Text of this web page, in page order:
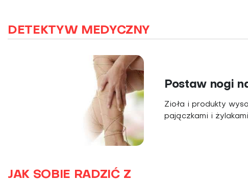
DETEKTYW MEDYCZNY
Postaw nogi
Zioła i produkty
pajączkami i
JAK SOBIE RADZIĆ Z